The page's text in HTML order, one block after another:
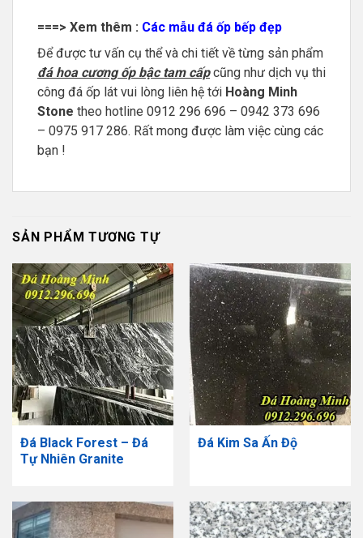
===> Xem thêm : Các mẫu đá ốp bếp đẹp
Để được tư vấn cụ thể và chi tiết về từng sản phẩm
đá hoa cương ốp bậc tam cấpcũng như dịch vụ thi
công đá ốp lát vui lòng liên hệ tới Hoàng Minh
Stone theo hotline 0912 296 696 – 0942 373 696
– 0975 917 286. Rất mong được làm việc cùng các
bạn !
SẢN PHẨM TƯƠNG TỰ
Đá Black Forest – Đá
Tự Nhiên Granite
Đá Kim Sa Ấn Độ